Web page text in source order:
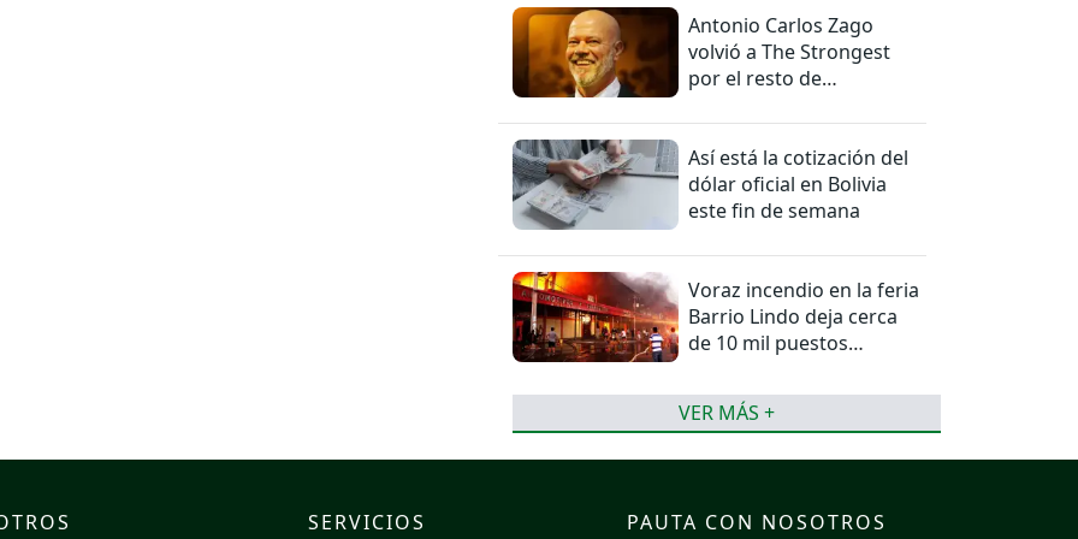
Antonio Carlos Zago
volvió a The Strongest
por el resto de
Así está la cotización del
dólar oficial en Bolivia
este fin de semana
Voraz incendio en la feria
Barrio Lindo deja cerca
de 10 mil puestos
VER MÁS +
SERVICIOS PAUTA CON NOSOTROS